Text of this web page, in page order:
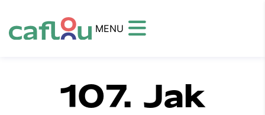
MENU
107. Jak